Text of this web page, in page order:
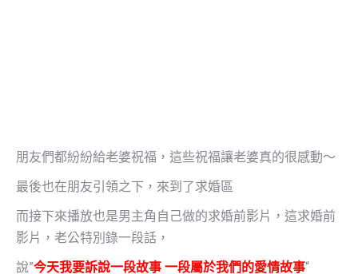
朋友們都紛紛給老婆祝福，這些祝福讓老婆真的很感動～
最後也在朋友引領之下，來到了求婚區
而接下來播放也是男主角自己做的求婚前影片，這求婚前
影片，老公特別錄一段話，
說”今天我要訴說一段故事 一段屬於我們的愛情故事“